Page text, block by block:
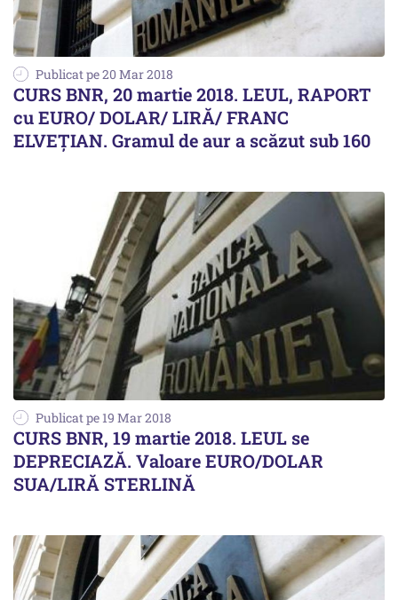
Publicat pe 20 Mar 2018
CURS BNR, 20 martie 2018. LEUL, RAPORT
cu EURO/ DOLAR/ LIRĂ/ FRANC
ELVEȚIAN. Gramul de aur a scăzut sub 160
Publicat pe 19 Mar 2018
CURS BNR, 19 martie 2018. LEUL se
DEPRECIAZĂ. Valoare EURO/DOLAR
SUA/LIRĂ STERLINĂ